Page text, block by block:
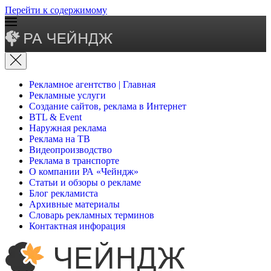
Перейти к содержимому
Рекламное агентство | Главная
Рекламные услуги
Создание сайтов, реклама в Интернет
BTL & Event
Наружная реклама
Реклама на ТВ
Видеопроизводство
Реклама в транспорте
О компании РА «Чейндж»
Статьи и обзоры о рекламе
Блог рекламиста
Архивные материалы
Словарь рекламных терминов
Контактная инфорация